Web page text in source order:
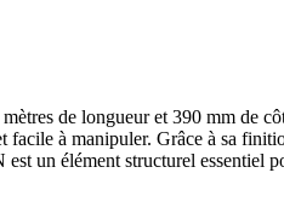
de longueur et 390 mm de
à manipuler. Grâce à sa
un élément structurel essentiel